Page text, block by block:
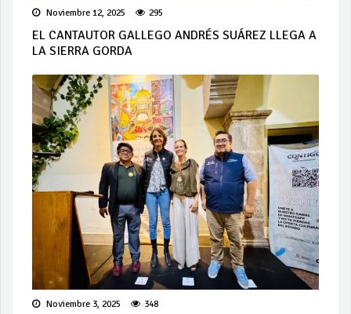
Noviembre 12, 2025 295
EL CANTAUTOR GALLEGO ANDRÉS SUÁREZ LLEGA A
LA SIERRA GORDA
Noviembre 3, 2025 348